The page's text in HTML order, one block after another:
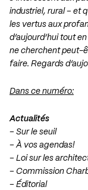
industriel, rural – et
les vertus aux
d’aujourd’hui tout
ne cherchent peut-
faire. Regards
Dans ce numéro:
Actualités
– Sur le seuil
– À vos agendas!
– Loi sur les
– Commission
– Éditorial